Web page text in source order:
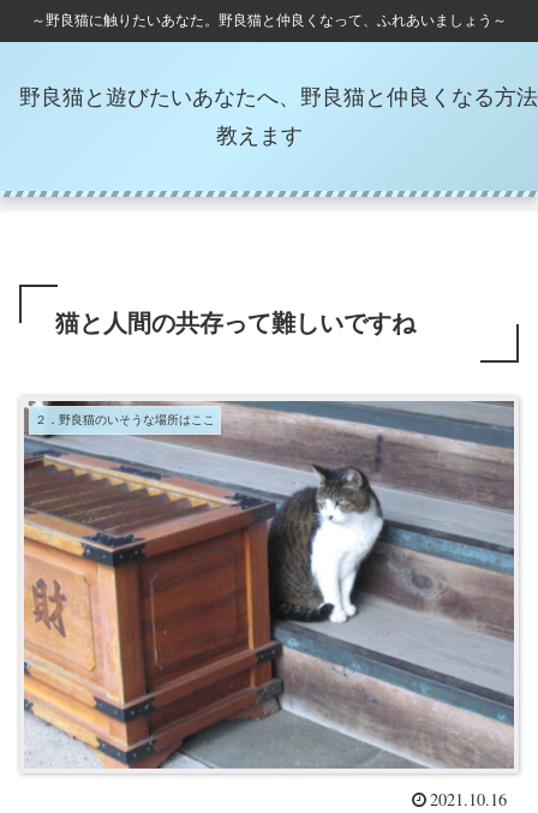
～野良猫に触りたいあなた。野良猫と仲良くなって、ふれあいましょう～
野良猫と遊びたいあなたへ、野良猫と仲良くなる方法
教えます
猫と人間の共存って難しいですね
２．野良猫のいそうな場所はここ
2021.10.16